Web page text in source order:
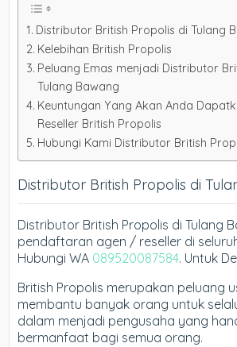
Distributor British Propolis di Tulang
Kelebihan British Propolis
Peluang Emas menjadi Distributor
Tulang Bawang
Keuntungan Yang Akan Anda
Reseller British Propolis
Hubungi Kami Distributor British
Distributor British Propolis di
Distributor British Propolis di Tulang
pendaftaran agen / reseller di
Hubungi WA 089520087584. Untuk
British Propolis merupakan peluang
membantu banyak orang untuk
dalam menjadi pengusaha yang
bermanfaat bagi semua orang.